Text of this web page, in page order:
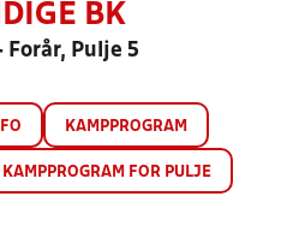
BK
Forår, Pulje 5
KAMPPROGRAM
KAMPPROGRAM FOR PULJE